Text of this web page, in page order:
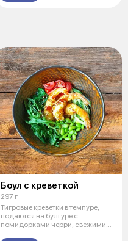
Боул с креветкой
297 г
Тигровые креветки в темпуре,
подаются на булгуре с
помидорками черри, свежими